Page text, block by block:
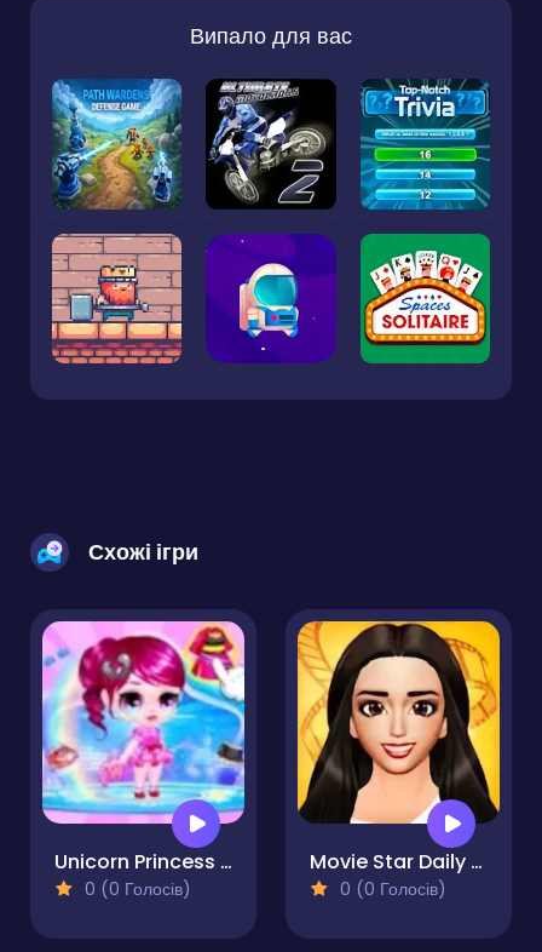
Випало для вас
Схожі ігри
Unicorn Princess Dress Up
0 (0 Голосів)
Movie Star Daily Routine
0 (0 Голосів)